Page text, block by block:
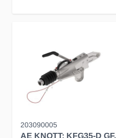
203090005
AE KNOTT: KFG35-D